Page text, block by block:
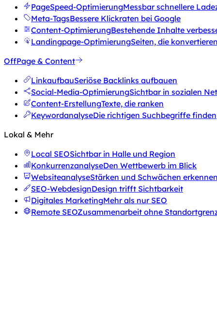
PageSpeed-OptimierungMessbar schnellere
Meta-TagsBessere Klickraten bei Google
Content-OptimierungBestehende Inhalte
Landingpage-OptimierungSeiten, die konvertieren
OffPage & Content
LinkaufbauSeriöse Backlinks aufbauen
Social-Media-OptimierungSichtbar in sozialen
Content-ErstellungTexte, die ranken
KeywordanalyseDie richtigen Suchbegriffe finden
Lokal & Mehr
Local SEOSichtbar in Halle und Region
KonkurrenzanalyseDen Wettbewerb im Blick
WebsiteanalyseStärken und Schwächen erkennen
SEO-WebdesignDesign trifft Sichtbarkeit
Digitales MarketingMehr als nur SEO
Remote SEOZusammenarbeit ohne